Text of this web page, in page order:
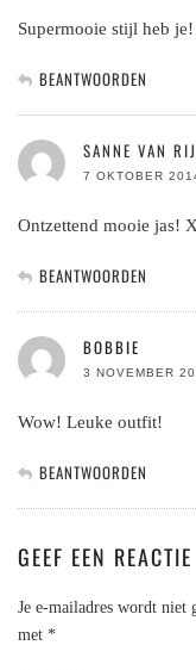
Supermooie stijl heb
BEANTWOORDEN
SANNE VAN RIJ
7 OKTOBER
Ontzettend mooie jas!
BEANTWOORDEN
BOBBIE
3 NOVEMBER
Wow! Leuke outfit!
BEANTWOORDEN
GEEF EEN REACTIE
Je e-mailadres wordt niet
met *